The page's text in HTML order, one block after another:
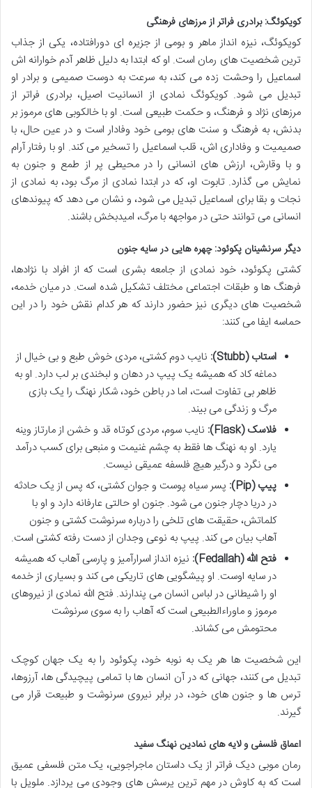
کویکوئگ: برادری فراتر از مرزهای فرهنگی
کویکوئگ، نیزه انداز ماهر و بومی از جزیره ای دورافتاده، یکی از جذاب
ترین شخصیت های رمان است. او که ابتدا به دلیل ظاهر آدم خوارانه اش
اسماعیل را وحشت زده می کند، به سرعت به دوست صمیمی و برادر او
تبدیل می شود. کویکوئگ نمادی از انسانیت اصیل، برادری فراتر از
مرزهای نژاد و فرهنگ، و حکمت طبیعی است. او با خالکوبی های مرموز بر
بدنش، به فرهنگ و سنت های بومی خود وفادار است و در عین حال، با
صمیمیت و وفاداری اش، قلب اسماعیل را تسخیر می کند. او با رفتار آرام
و با وقارش، ارزش های انسانی را در محیطی پر از طمع و جنون به
نمایش می گذارد. تابوت او، که در ابتدا نمادی از مرگ بود، به نمادی از
نجات و بقا برای اسماعیل تبدیل می شود، و نشان می دهد که پیوندهای
انسانی می توانند حتی در مواجهه با مرگ، امیدبخش باشند.
دیگر سرنشینان پکوئود: چهره هایی در سایه جنون
کشتی پکوئود، خود نمادی از جامعه بشری است که از افراد با نژادها،
فرهنگ ها و طبقات اجتماعی مختلف تشکیل شده است. در میان خدمه،
شخصیت های دیگری نیز حضور دارند که هر کدام نقش خود را در این
حماسه ایفا می کنند:
استاب (Stubb):
نایب دوم کشتی، مردی خوش طبع و بی خیال از
دماغه کاد که همیشه یک پیپ در دهان و لبخندی بر لب دارد. او به
ظاهر بی تفاوت است، اما در باطن خود، شکار نهنگ را یک بازی
مرگ و زندگی می بیند.
فلاسک (Flask):
نایب سوم، مردی کوتاه قد و خشن از مارتاز وینه
یارد. او به نهنگ ها فقط به چشم غنیمت و منبعی برای کسب درآمد
می نگرد و درگیر هیچ فلسفه عمیقی نیست.
پیپ (Pip):
پسر سیاه پوست و جوان کشتی، که پس از یک حادثه
در دریا دچار جنون می شود. جنون او حالتی عارفانه دارد و او با
کلماتش، حقیقت های تلخی را درباره سرنوشت کشتی و جنون
آهاب بیان می کند. پیپ به نوعی وجدان از دست رفته کشتی است.
فتح الله (Fedallah):
نیزه انداز اسرارآمیز و پارسی آهاب که همیشه
در سایه اوست. او پیشگویی های تاریکی می کند و بسیاری از خدمه
او را شیطانی در لباس انسان می پندارند. فتح الله نمادی از نیروهای
مرموز و ماوراءالطبیعی است که آهاب را به سوی سرنوشت
محتومش می کشاند.
این شخصیت ها هر یک به نوبه خود، پکوئود را به یک جهان کوچک
تبدیل می کنند، جهانی که در آن انسان ها با تمامی پیچیدگی ها، آرزوها،
ترس ها و جنون های خود، در برابر نیروی سرنوشت و طبیعت قرار می
گیرند.
اعماق فلسفی و لایه های نمادین نهنگ سفید
رمان موبی دیک فراتر از یک داستان ماجراجویی، یک متن فلسفی عمیق
است که به کاوش در مهم ترین پرسش های وجودی می پردازد. ملویل با